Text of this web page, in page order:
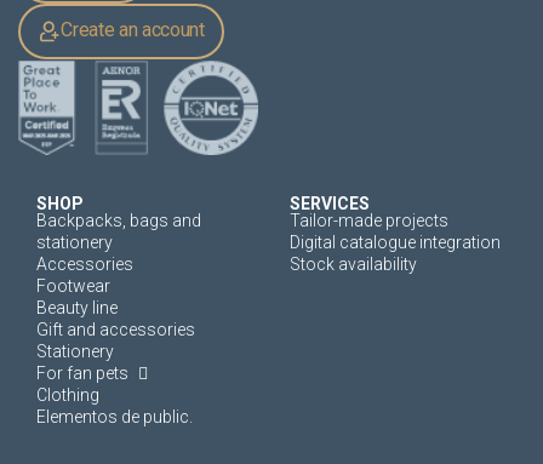
Create an account
SHOP
Backpacks, bags and
stationery
Accessories
Footwear
Beauty line
Gift and accessories
Stationery
For fan pets
Clothing
Elementos de public.
SERVICES
Tailor-made projects
Digital catalogue integration
Stock availability